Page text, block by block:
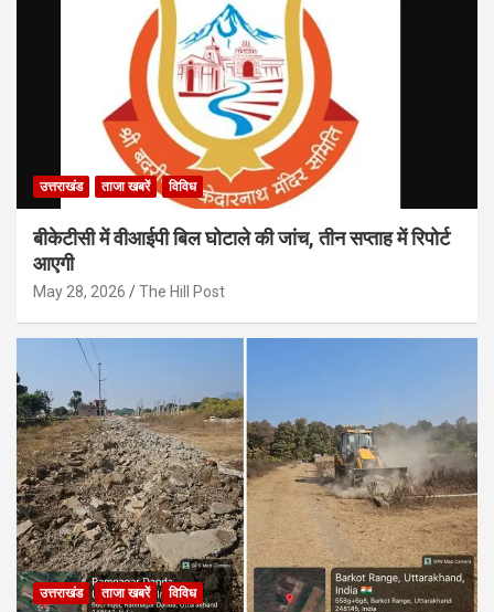
उत्तराखंड ताजा खबरें विविध
बीकेटीसी में वीआईपी बिल घोटाले की जांच, तीन सप्ताह में रिपोर्ट
आएगी
May 28, 2026 The Hill Post
उत्तराखंड ताजा खबरें विविध